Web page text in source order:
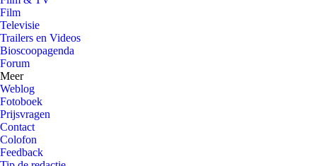
Film
Televisie
Trailers en Videos
Bioscoopagenda
Forum
Meer
Weblog
Fotoboek
Prijsvragen
Contact
Colofon
Feedback